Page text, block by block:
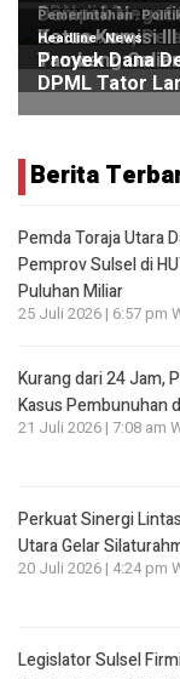
Berita
Pemda Toraja Utara
Pemprov Sulsel di
Puluhan Miliar
25 Juli 2026 | 6:57 pm
Kurang dari 24 Jam,
Kasus Pembunuhan
21 Juli 2026 | 7:08 am
Perkuat Sinergi
Utara Gelar
20 Juli 2026 | 4:24 pm
Legislator Sulsel